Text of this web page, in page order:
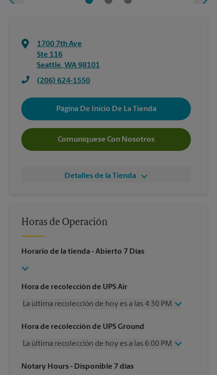
1700 7th Ave
Ste 116
Seattle, WA98101
(206) 624-1550
Página De Inicio De La Tienda
Comuníquese Con Nosotros
Detalles de la Tienda
Horas de Operación
Horario de la tienda - Abierto 7 Días
Hora de recolección de UPS Air
La última recolección de hoy es a las 4:30 PM
Miércoles
4:30 PM
Viernes
4:30 PM
Domingo
Sin Recolección
Hora de recolección de UPS Ground
La última recolección de hoy es a las 6:00 PM
Miércoles
6:00 PM
Notary Hours- Disponible 7 días